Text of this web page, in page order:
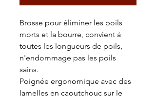
Brosse pour éliminer les poils
morts et la bourre, convient à
toutes les longueurs de poils,
n'endommage pas les poils
sains.
Poignée ergonomique avec des
lamelles en caoutchouc sur le